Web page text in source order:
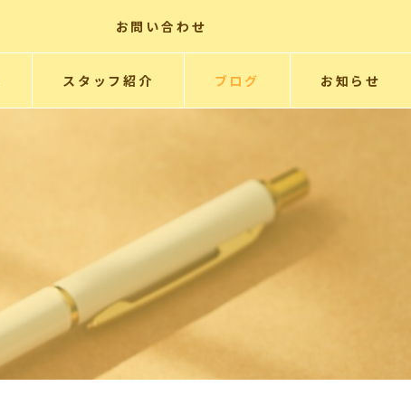
スタッフ紹介 ブログ お知らせ
お問い合わせ